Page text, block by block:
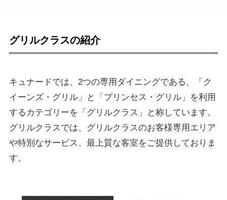
グリルクラスの紹介
キュナードでは、2つの専用ダイニングである、「ク
イーンズ・グリル」と「プリンセス・グリル」を利用
するカテゴリーを「グリルクラス」と称しています。
グリルクラスでは、グリルクラスのお客様専用エリア
や特別なサービス、最上質な客室をご提供しておりま
す。